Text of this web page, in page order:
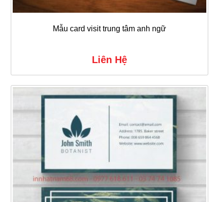
Mẫu card visit trung tâm anh ngữ
Liên Hệ